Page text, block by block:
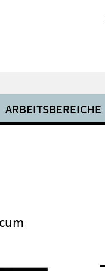
ARBEITSBEREICHE